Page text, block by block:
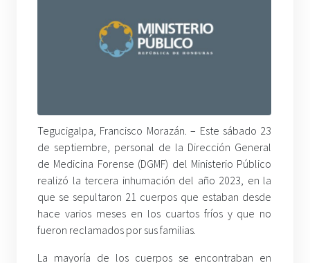
Tegucigalpa, Francisco Morazán. – Este sábado 23
de septiembre, personal de la Dirección General
de Medicina Forense (DGMF) del Ministerio Público
realizó la tercera inhumación del año 2023, en la
que se sepultaron 21 cuerpos que estaban desde
hace varios meses en los cuartos fríos y que no
fueron reclamados por sus familias.
La mayoría de los cuerpos se encontraban en